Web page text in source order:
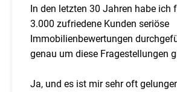
In den letzten 30 Jahren habe ich
3.000 zufriedene Kunden seriöse
Immobilienbewertungen
genau um diese Fragestellungen
Ja, und es ist mir sehr oft